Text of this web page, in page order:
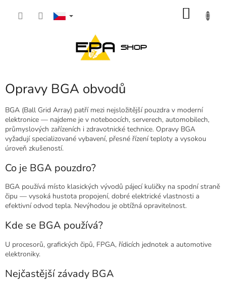
Opravy BGA obvodů
BGA (Ball Grid Array) patří mezi nejsložitější pouzdra v moderní
elektronice — najdeme je v noteboocích, serverech, automobilech,
průmyslových zařízeních i zdravotnické technice. Opravy BGA
vyžadují specializované vybavení, přesné řízení teploty a vysokou
úroveň zkušeností.
Co je BGA pouzdro?
BGA používá místo klasických vývodů pájecí kuličky na spodní straně
čipu — vysoká hustota propojení, dobré elektrické vlastnosti a
efektivní odvod tepla. Nevýhodou je obtížná opravitelnost.
Kde se BGA používá?
U procesorů, grafických čipů, FPGA, řídicích jednotek a automotive
elektroniky.
Nejčastější závady BGA